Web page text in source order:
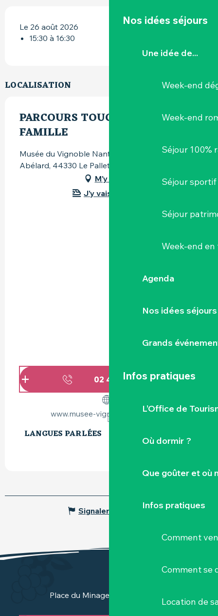
Nos idées séjours
Une idée de...
Week-end
Week-end
Séjour 100%
Séjour sportif
Séjour
Week-end
Agenda
Nos idées séjours
Grands
Infos pratiques
L’Office de
Où dormir ?
Que goûter et où
Infos pratiques
Comment
Comment se
Location de
Le 26 août 2026
15:30 à 16:30
LOCALISATION
PARCOURS TOUCHE-À-TOUT EN
FAMILLE
Musée du Vignoble Nantais, 82, rue Pierre-
Abélard, 44330 Le Pallet
M'y rendre
J'y vais en train !
02 40 80 90▒▒
www.musee-vignoble-nantais.eu
LANGUES PARLÉES
LANGUES PARLÉES
Signaler une erreur
Place du Minage - 44190 Clisson